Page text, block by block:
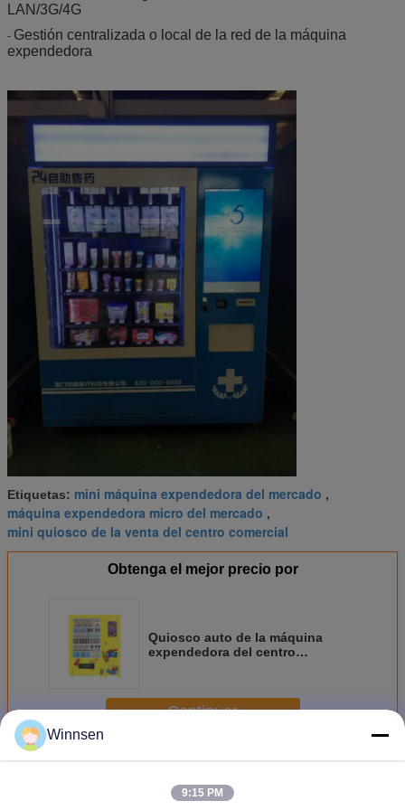
LAN/3G/4G
- Gestión centralizada o local de la red de la máquina
expendedora
Etiquetas: mini máquina expendedora del mercado ,
máquina expendedora micro del mercado ,
mini quiosco de la venta del centro comercial
Obtenga el mejor precio por
Quiosco auto de la máquina
expendedora del centro
Continuar
MásMini máquina expendedora del centro comercial
Winnsen
9:15 PM